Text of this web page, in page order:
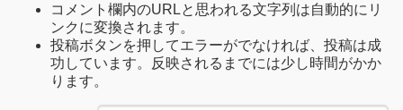
コメント欄内のURLと思われる文字列は自動的にリ
ンクに変換されます。
投稿ボタンを押してエラーがでなければ、投稿は成
功しています。反映されるまでには少し時間がかか
ります。